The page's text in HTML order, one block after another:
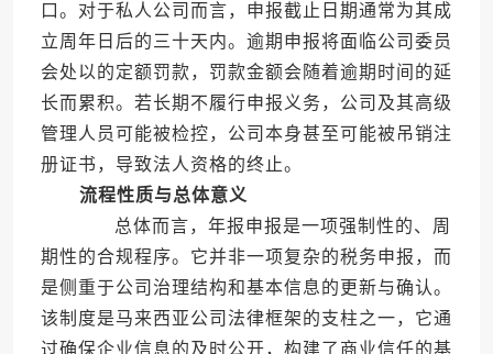
口。对于私人公司而言，申报截止日期通常为其成
立周年日后的三十天内。逾期申报将面临公司委员
会处以的定额罚款，罚款金额会随着逾期时间的延
长而累积。若长期不履行申报义务，公司及其高级
管理人员可能被检控，公司本身甚至可能被吊销注
册证书，导致法人资格的终止。
流程性质与总体意义
总体而言，年报申报是一项强制性的、周
期性的合规程序。它并非一项复杂的税务申报，而
是侧重于公司治理结构和基本信息的更新与确认。
该制度是马来西亚公司法律框架的支柱之一，它通
过确保企业信息的及时公开，构建了商业信任的基